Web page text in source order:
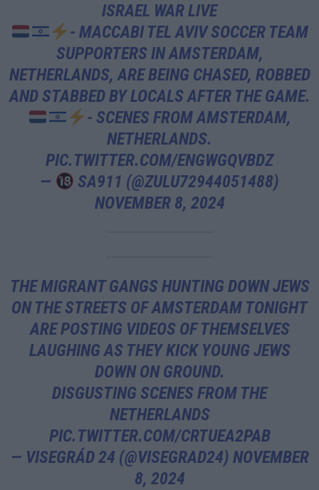
ISRAEL WAR LIVE
- MACCABI TEL AVIV SOCCER TEAM
SUPPORTERS IN AMSTERDAM,
NETHERLANDS, ARE BEING CHASED, ROBBED
AND STABBED BY LOCALS AFTER THE GAME.
- SCENES FROM AMSTERDAM,
NETHERLANDS.
PIC.TWITTER.COM/ENGWGQVBDZ
—
SA911 (@ZULU72944051488)
NOVEMBER 8, 2024
THE MIGRANT GANGS HUNTING DOWN JEWS
ON THE STREETS OF AMSTERDAM TONIGHT
ARE POSTING VIDEOS OF THEMSELVES
LAUGHING AS THEY KICK YOUNG JEWS
DOWN ON GROUND.
DISGUSTING SCENES FROM THE
NETHERLANDS
PIC.TWITTER.COM/CRTUEA2PAB
— VISEGRÁD 24 (@VISEGRAD24) NOVEMBER
8, 2024